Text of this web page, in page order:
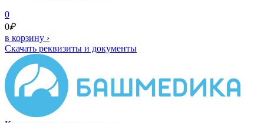
0
0₽
в корзину ›
Скачать реквизиты и документы